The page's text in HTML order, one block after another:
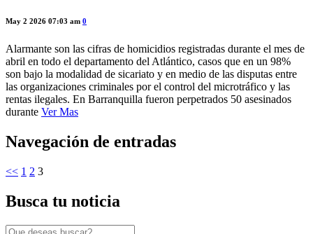
May 2 2026 07:03 am 0
Alarmante son las cifras de homicidios registradas durante el mes de
abril en todo el departamento del Atlántico, casos que en un 98%
son bajo la modalidad de sicariato y en medio de las disputas entre
las organizaciones criminales por el control del microtráfico y las
rentas ilegales. En Barranquilla fueron perpetrados 50 asesinados
durante Ver Mas
Navegación de entradas
<< 1 2 3
Busca tu noticia